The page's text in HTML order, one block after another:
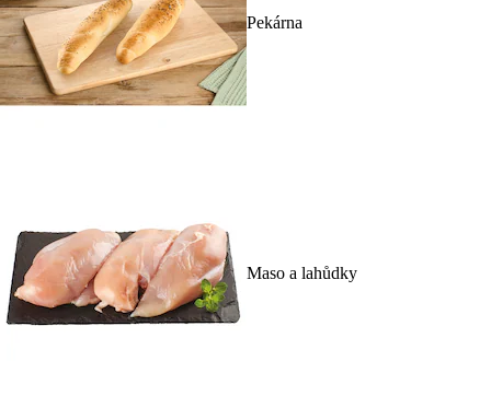
Pekárna
Maso a lahůdky